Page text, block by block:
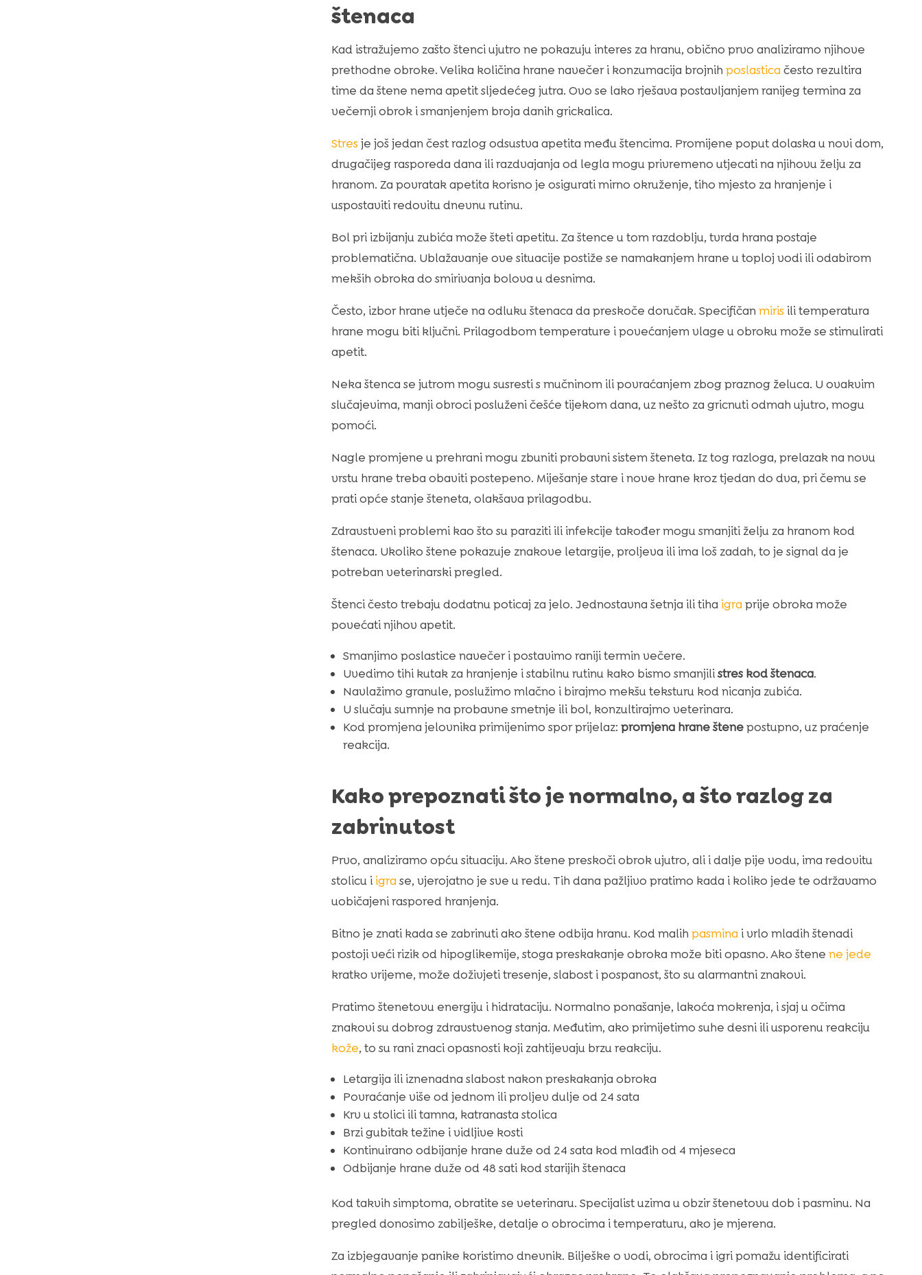
štenaca
Kad istražujemo zašto štenci ujutro ne pokazuju interes za hranu, obično prvo analiziramo njihove
prethodne obroke. Velika količina hrane navečer i konzumacija brojnih poslastica često rezultira
time da štene nema apetit sljedećeg jutra. Ovo se lako rješava postavljanjem ranijeg termina za
večernji obrok i smanjenjem broja danih grickalica.
Stresje još jedan čest razlog odsustva apetita među štencima. Promijene poput dolaska u novi dom,
drugačijeg rasporeda dana ili razdvajanja od legla mogu privremeno utjecati na njihovu želju za
hranom. Za povratak apetita korisno je osigurati mirno okruženje, tiho mjesto za hranjenje i
uspostaviti redovitu dnevnu rutinu.
Bol pri izbijanju zubića može šteti apetitu. Za štence u tom razdoblju, tvrda hrana postaje
problematična. Ublažavanje ove situacije postiže se namakanjem hrane u toploj vodi ili odabirom
mekših obroka do smirivanja bolova u desnima.
Često, izbor hrane utječe na odluku štenaca da preskoče doručak. Specifičan mirisili temperatura
hrane mogu biti ključni. Prilagodbom temperature i povećanjem vlage u obroku može se stimulirati
apetit.
Neka štenca se jutrom mogu susresti s mučninom ili povraćanjem zbog praznog želuca. U ovakvim
slučajevima, manji obroci posluženi češće tijekom dana, uz nešto za gricnuti odmah ujutro, mogu
pomoći.
Nagle promjene u prehrani mogu zbuniti probavni sistem šteneta. Iz tog razloga, prelazak na novu
vrstu hrane treba obaviti postepeno. Miješanje stare i nove hrane kroz tjedan do dva, pri čemu se
prati opće stanje šteneta, olakšava prilagodbu.
Zdravstveni problemi kao što su paraziti ili infekcije također mogu smanjiti želju za hranom kod
štenaca. Ukoliko štene pokazuje znakove letargije, proljeva ili ima loš zadah, to je signal da je
potreban veterinarski pregled.
Štenci često trebaju dodatnu poticaj za jelo. Jednostavna šetnja ili tiha igra prije obroka može
povećati njihov apetit.
Smanjimo poslastice navečer i postavimo raniji termin večere.
Uvedimo tihi kutak za hranjenje i stabilnu rutinu kako bismo smanjilistres kod štenaca.
Navlažimo granule, poslužimo mlačno i birajmo mekšu teksturu kod nicanja zubića.
U slučaju sumnje na probavne smetnje ili bol, konzultirajmo veterinara.
Kod promjena jelovnika primijenimo spor prijelaz: promjena hrane štenepostupno, uz praćenje
reakcija.
Kako prepoznati što je normalno, a što razlog za
zabrinutost
Prvo, analiziramo opću situaciju. Ako štene preskoči obrok ujutro, ali i dalje pije vodu, ima redovitu
stolicu i igra se, vjerojatno je sve u redu. Tih dana pažljivo pratimo kada i koliko jede te održavamo
uobičajeni raspored hranjenja.
Bitno je znati kada se zabrinuti ako štene odbija hranu. Kod malih pasmina i vrlo mladih štenadi
postoji veći rizik od hipoglikemije, stoga preskakanje obroka može biti opasno. Ako štene ne jede
kratko vrijeme, može doživjeti tresenje, slabost i pospanost, što su alarmantni znakovi.
Pratimo štenetovu energiju i hidrataciju. Normalno ponašanje, lakoća mokrenja, i sjaj u očima
znakovi su dobrog zdravstvenog stanja. Međutim, ako primijetimo suhe desni ili usporenu reakciju
kože, to su rani znaci opasnosti koji zahtijevaju brzu reakciju.
Letargija ili iznenadna slabost nakon preskakanja obroka
Povraćanje više od jednom ili proljev dulje od 24 sata
Krv u stolici ili tamna, katranasta stolica
Brzi gubitak težine i vidljive kosti
Kontinuirano odbijanje hrane duže od 24 sata kod mlađih od 4 mjeseca
Odbijanje hrane duže od 48 sati kod starijih štenaca
Kod takvih simptoma, obratite se veterinaru. Specijalist uzima u obzir štenetovu dob i pasminu. Na
pregled donosimo zabilješke, detalje o obrocima i temperaturu, ako je mjerena.
Za izbjegavanje panike koristimo dnevnik. Bilješke o vodi, obrocima i igri pomažu identificirati